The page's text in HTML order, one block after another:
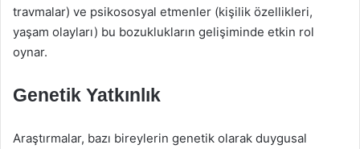
travmalar) ve psikososyal etmenler (kişilik özellikleri,
yaşam olayları) bu bozuklukların gelişiminde etkin rol
oynar.
Genetik Yatkınlık
Araştırmalar, bazı bireylerin genetik olarak duygusal